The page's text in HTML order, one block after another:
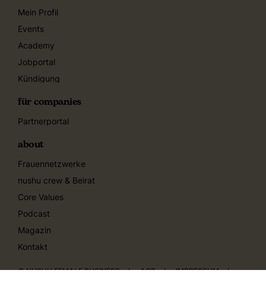
Mein Profil
Events
Academy
Jobportal
Kündigung
für companies
Partnerportal
about
Frauennetzwerke
nushu crew & Beirat
Core Values
Podcast
Magazin
Kontakt
© NUSHU FEMALE BUSINESS AGB
IMPRESSUM